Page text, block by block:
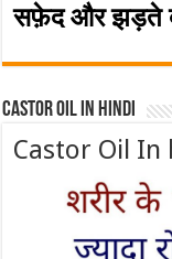
सफ़ेद और झड़ते
Castor Oil In Hindi
Castor Oil In